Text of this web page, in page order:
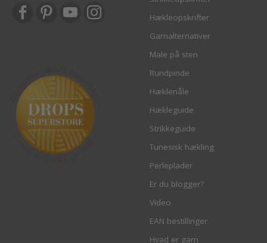
Hækleopskrifter
Garnalternativer
Male på sten
Rundpinde
Hæklenåle
Hækleguide
Strikkeguide
Tunesisk hækling
Perleplader
Er du blogger?
Video
EAN bestillinger
Hvad er garn